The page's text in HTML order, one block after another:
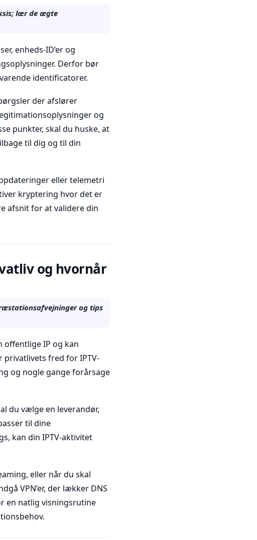
lær de ægte
enheds-ID’er og
Derfor bør
identificatorer.
der afslører
og
punkter, skal du huske, at
til dig og til din
eller telemetri
kryptering hvor det er
afsnit for at validere din
og hvornår
og tips
IP og kan
fred for IPTV-
og nogle gange forårsage
du vælge en leverandør,
til dine
kan din IPTV-aktivitet
eller når du skal
VPN’er, der lækker DNS
en natlig visningsrutine